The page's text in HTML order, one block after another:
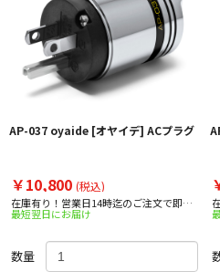
AP-037 oyaide [オヤイデ] ACプラグ
￥10,800 (税込)
在庫有り！営業日14時迄のご注文で即日
出荷！
最短翌日にお届け
数量